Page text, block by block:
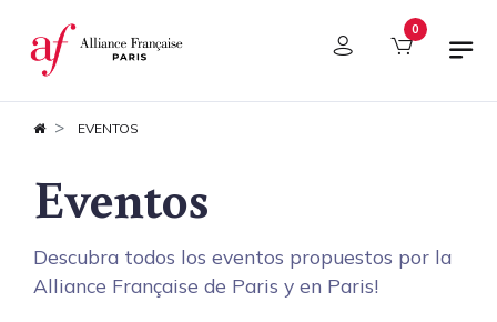
Panel de gestión de cookies 0
EVENTOS
Eventos
Descubra todos los eventos propuestos por la
Alliance Française de Paris y en Paris!